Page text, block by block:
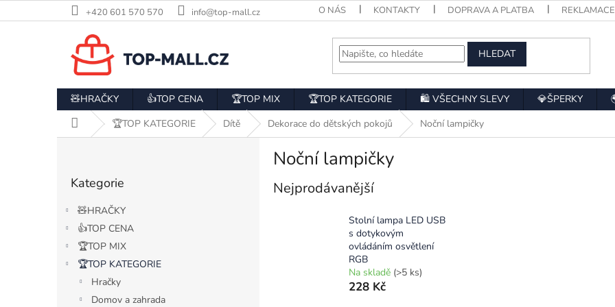
na
+420 601 570 570 info@top-mall.cz O NÁS KONTAKTY DOPRAVA A PLATBA REKLAMACE
HLEDAT
🧸HRAČKY 👍TOP CENA 🏆TOP MIX 🏆TOP KATEGORIE 🛍️ VŠECHNY SLEVY 💎ŠPERKY
Domů 🏆TOP KATEGORIE Dítě Dekorace do dětských pokojů Noční lampičky
kategorie
Kategorie
🧸HRAČKY
👍TOP CENA
🏆TOP MIX
🏆TOP KATEGORIE
Hračky
Domov a zahrada
Noční lampičky
Nejprodávanější
Stolní lampa LED USB
s dotykovým
ovládáním osvětlení
RGB
Na skladě (>5 ks)
228 Kč